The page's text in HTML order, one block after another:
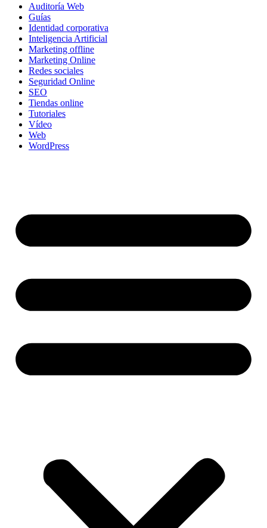
Auditoría Web
Guías
Identidad corporativa
Inteligencia Artificial
Marketing offline
Marketing Online
Redes sociales
Seguridad Online
SEO
Tiendas online
Tutoriales
Vídeo
Web
WordPress